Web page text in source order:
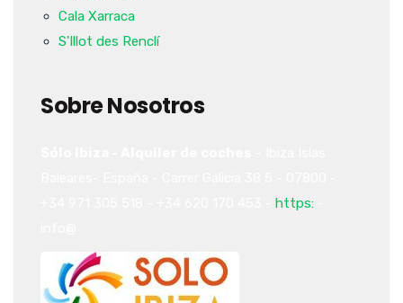
Cala Xarraca
S'Illot des Renclí
Sobre Nosotros
https: